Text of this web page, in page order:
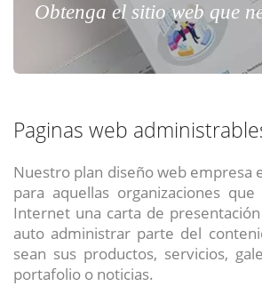
Obtenga el sitio web que
Paginas web
Nuestro plan diseño web empresa
para aquellas organizaciones
Internet una carta de
auto administrar parte del
sean sus productos, servicios,
portafolio o noticias.